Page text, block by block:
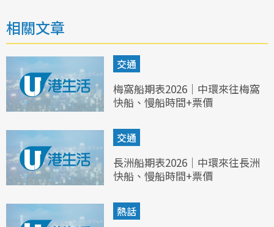
相關文章
交通
梅窩船期表2026｜中環來往梅窩
快船、慢船時間+票價
交通
長洲船期表2026｜中環來往長洲
快船、慢船時間+票價
熱話